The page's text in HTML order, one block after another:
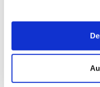
If you allow, we would
Collect
Identify your
specific